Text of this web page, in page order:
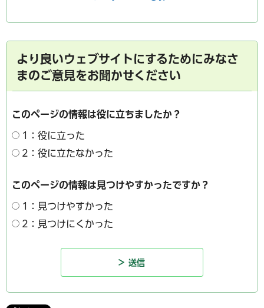
より良いウェブサイトにするためにみなさ
まのご意見をお聞かせください
このページの情報は役に立ちましたか？
1：役に立った
2：役に立たなかった
このページの情報は見つけやすかったですか？
1：見つけやすかった
2：見つけにくかった